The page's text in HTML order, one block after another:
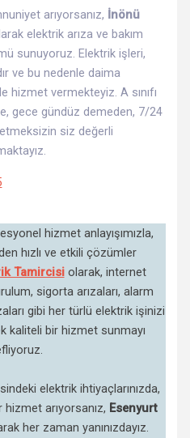
arıyorsanız, İnönü
elektrik arıza ve bakım
sunuyoruz. Elektrik işleri,
ve bu nedenle daima
hizmet vermekteyiz. A sınıfı
gece gündüz demeden, 7/24
siz değerli
hizmet anlayışımızla,
hızlı ve etkili çözümler
Tamircisiolarak, internet
sigorta arızaları, alarm
gibi her türlü elektrik işinizi
kaliteli bir hizmet sunmayı
elektrik ihtiyaçlarınızda,
arıyorsanız, Esenyurt
her zaman yanınızdayız.